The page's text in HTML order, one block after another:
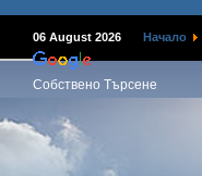
06 August 2026 Начало
Собствено Търсене